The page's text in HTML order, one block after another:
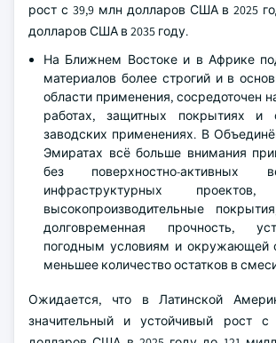
рост с 39,9 млн долларов США в 2025
долларов США в 2035 году.
На Ближнем Востоке и в Африке
материалов более строгий и в
области применения, сосредоточен
работах, защитных покрытиях и
заводских применениях. В
Эмиратах всё больше внимания
без поверхностно-активных
инфраструктурных
высокопроизводительные
долговременная прочность,
погодным условиям и окружающей
меньшее количество остатков в
Ожидается, что в Латинской
значительный и устойчивый рост с